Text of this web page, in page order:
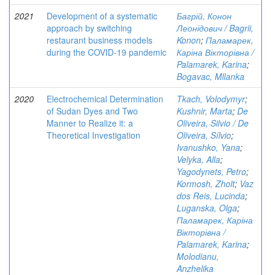
2021
Development of a systematic
approach by switching
restaurant business models
during the COVID-19 pandemic
Багрій, Конон
Леонідович / Bagrii,
Konon; Паламарек,
Каріна Вікторівна /
Palamarek, Karina;
Bogavac, Mllanka
2020
Electrochemical Determination
of Sudan Dyes and Two
Manner to Realize it: a
Theoretical Investigation
Tkach, Volodymyr;
Kushnir, Marta; De
Oliveira, Silvio / De
Oliveira, Sílvio;
Ivanushko, Yana;
Velyka, Alla;
Yagodynets, Petro;
Kormosh, Zholt; Vaz
dos Reis, Lucinda;
Luganska, Olga;
Паламарек, Каріна
Вікторівна /
Palamarek, Karina;
Molodianu,
Anzhelika